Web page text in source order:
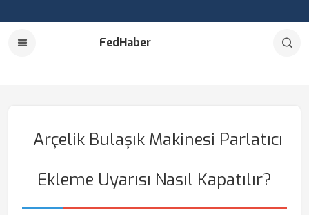
FedHaber
Arçelik Bulaşık Makinesi Parlatıcı
Ekleme Uyarısı Nasıl Kapatılır?